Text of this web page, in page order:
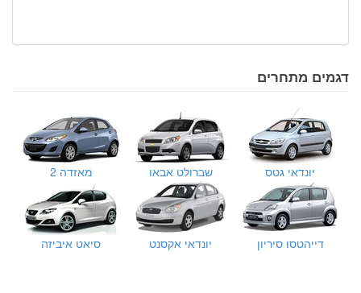
דגמים מתחרים
יונדאי גטס שברולט אבאו מאזדה 2
דייהטסו סיריון יונדאי אקסנט סיאט איביזה